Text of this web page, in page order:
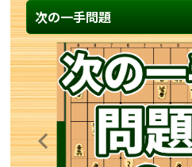
次の一手問題